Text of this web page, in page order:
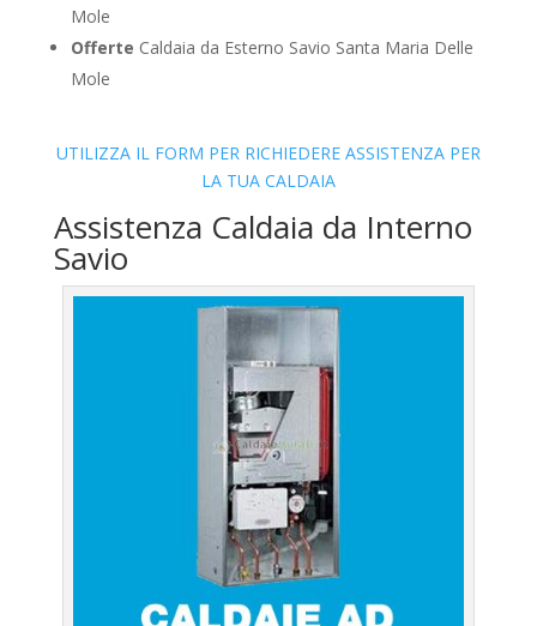
Mole
Offerte Caldaia da Esterno Savio Santa Maria Delle
Mole
UTILIZZA IL FORM PER RICHIEDERE ASSISTENZA PER
LA TUA CALDAIA
Assistenza Caldaia da Interno
Savio